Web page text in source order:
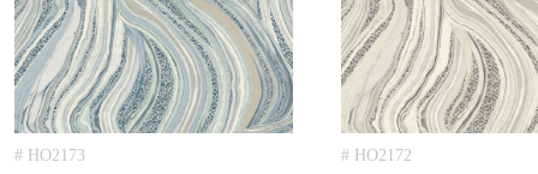
# HO2173 # HO2172